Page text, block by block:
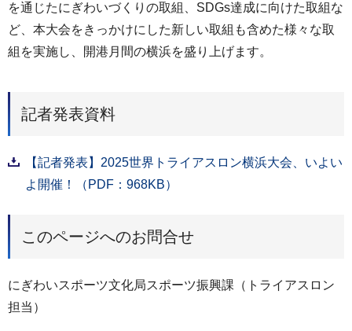
を通じたにぎわいづくりの取組、SDGs達成に向けた取組な
ど、本大会をきっかけにした新しい取組も含めた様々な取
組を実施し、開港月間の横浜を盛り上げます。
記者発表資料
【記者発表】2025世界トライアスロン横浜大会、いよい
よ開催！（PDF：968KB）
このページへのお問合せ
にぎわいスポーツ文化局スポーツ振興課（トライアスロン
担当）